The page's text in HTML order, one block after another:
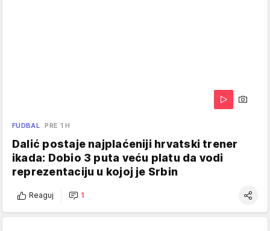
FUDBAL PRE 1 H
Dalić postaje najplaćeniji hrvatski trener
ikada: Dobio 3 puta veću platu da vodi
reprezentaciju u kojoj je Srbin
Reaguj 1